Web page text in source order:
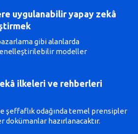
uygulanabilir yapay zekâ
gibi alanlarda
modeller
ilkeleri ve rehberleri
şeffaflık odağında temel prensipler
dokümanlar hazırlanacaktır.